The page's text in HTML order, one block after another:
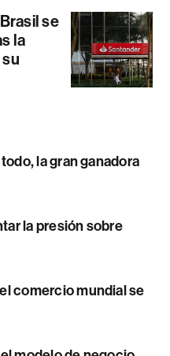
se
la
la gran ganadora
la presión sobre
comercio mundial se